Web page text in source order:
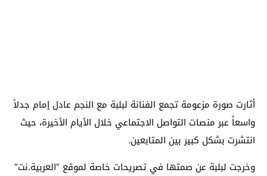
أثارت صورة مزعومة تجمع الفنانة لبلبة مع النجم عادل إمام جدلاً
واسعاً عبر منصات التواصل الاجتماعي خلال الأيام الأخيرة، حيث
انتشرت بشكل كبير بين المتابعين.
وخرجت لبلبة عن صمتها في تصريحات خاصة لموقع “العربية.نت”